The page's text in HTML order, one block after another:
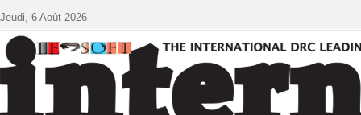
Jeudi, 6 Août 2026